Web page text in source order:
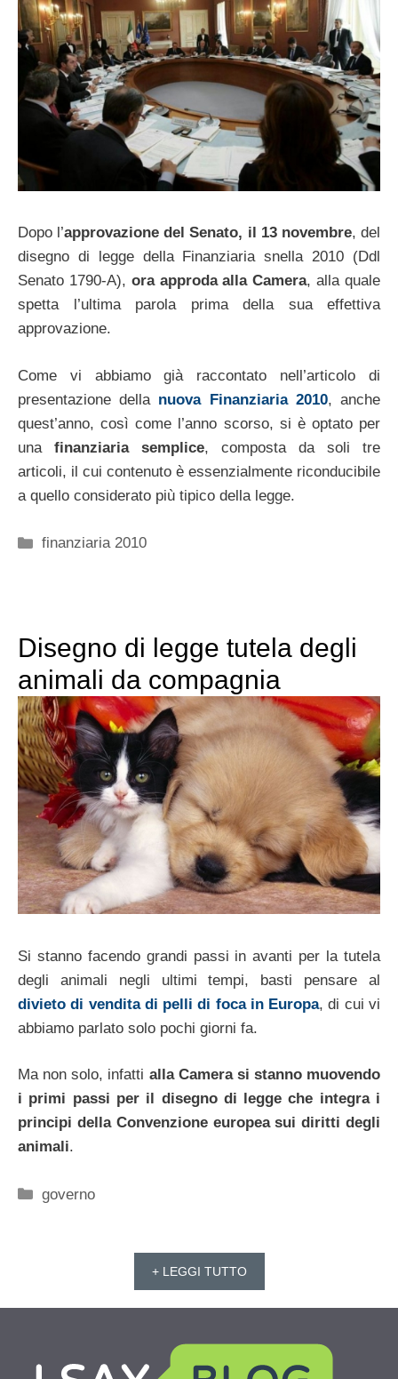
Dopo l’approvazione del Senato, il 13 novembre, del
disegno di legge della Finanziaria snella 2010 (Ddl
Senato 1790-A), ora approda alla Camera, alla quale
spetta l’ultima parola prima della sua effettiva
approvazione.
Come vi abbiamo già raccontato nell’articolo di
presentazione della nuova Finanziaria 2010, anche
quest’anno, così come l’anno scorso, si è optato per
una finanziaria semplice, composta da soli tre
articoli, il cui contenuto è essenzialmente riconducibile
a quello considerato più tipico della legge.
Categorie
finanziaria 2010
Disegno di legge tutela degli
animali da compagnia
Si stanno facendo grandi passi in avanti per la tutela
degli animali negli ultimi tempi, basti pensare al
divieto di vendita di pelli di foca in Europa, di cui vi
abbiamo parlato solo pochi giorni fa.
Ma non solo, infatti alla Camera si stanno muovendo
i primi passi per il disegno di legge che integra i
principi della Convenzione europea sui diritti degli
animali.
Categorie
governo
+ LEGGI TUTTO